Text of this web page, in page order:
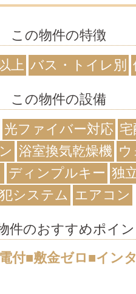
この物件の特徴
上 バス・トイレ別
この物件の設備
光ファイバー対応
浴室換気乾燥機
ディンプルキー 独
システム エアコン
件のおすすめポイ
付■敷金ゼロ■イン